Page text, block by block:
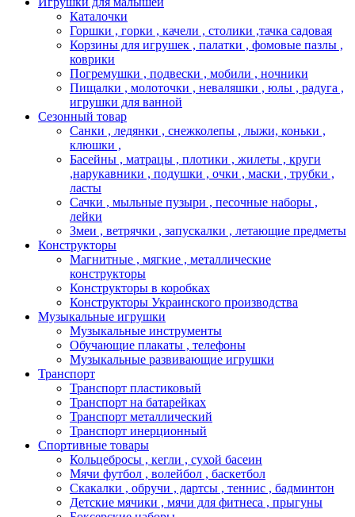
Каталочки
Горшки , горки , качели , столики ,тачка садовая
Корзины для игрушек , палатки , фомовые пазлы ,
коврики
Погремушки , подвески , мобили , ночники
Пищалки , молоточки , неваляшки , юлы , радуга ,
игрушки для ванной
Сезонный товар
Санки , ледянки , снежколепы , лыжи, коньки ,
клюшки ,
Басейны , матрацы , плотики , жилеты , круги
,нарукавники , подушки , очки , маски , трубки ,
ласты
Сачки , мыльные пузыри , песочные наборы ,
лейки
Змеи , ветрячки , запускалки , летающие предметы
Конструкторы
Магнитные , мягкие , металлические
конструкторы
Конструкторы в коробках
Конструкторы Украинского производства
Музыкальные игрушки
Музыкальные инструменты
Обучающие плакаты , телефоны
Музыкальные развивающие игрушки
Транспорт
Транспорт пластиковый
Транспорт на батарейках
Транспорт металлический
Транспорт инерционный
Спортивные товары
Кольцебросы , кегли , сухой басеин
Мячи футбол , волейбол , баскетбол
Скакалки , обручи , дартсы , теннис , бадминтон
Детские мячики , мячи для фитнеса , прыгуны